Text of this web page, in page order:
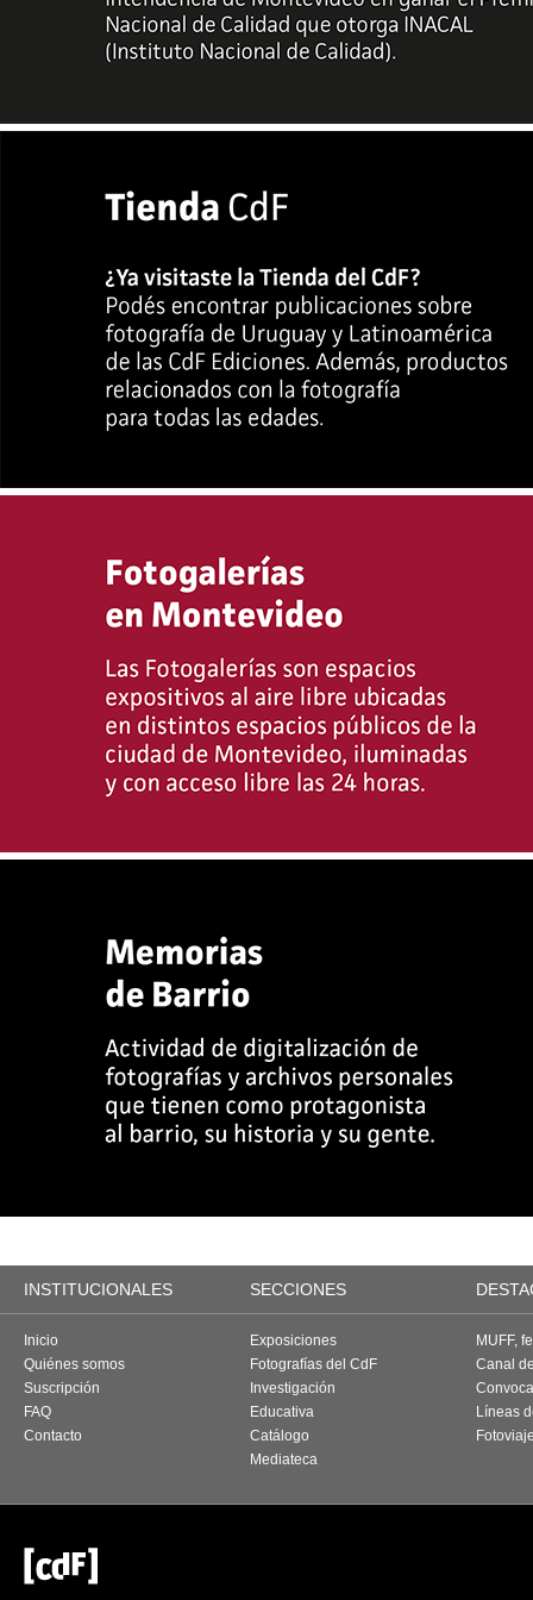
INSTITUCIONALES SECCIONES
Inicio
Quiénes somos
Suscripción
FAQ
Contacto
Exposiciones
Fotografías del CdF
Investigación
Educativa
Catálogo
Mediateca
MUFF,
Canal
Líneas